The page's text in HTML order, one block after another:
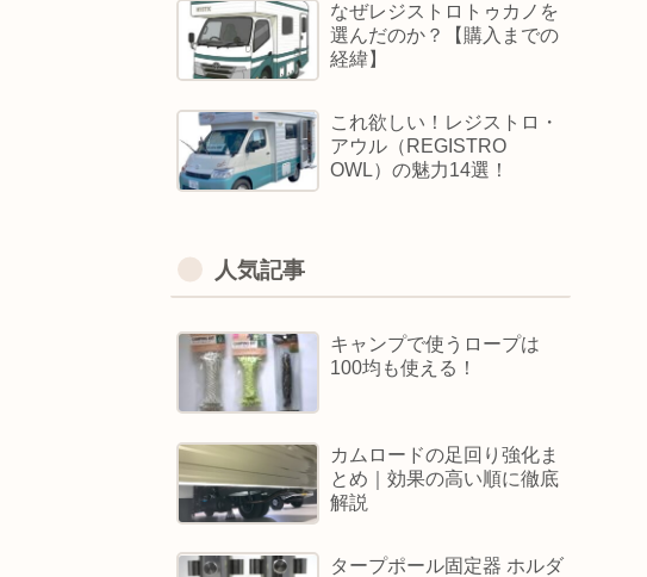
なぜレジストロトゥカノを
選んだのか？【購入までの
経緯】
これ欲しい！レジストロ・
アウル（REGISTRO
OWL）の魅力14選！
人気記事
キャンプで使うロープは
100均も使える！
カムロードの足回り強化ま
とめ｜効果の高い順に徹底
解説
タープポール固定器 ホルダ